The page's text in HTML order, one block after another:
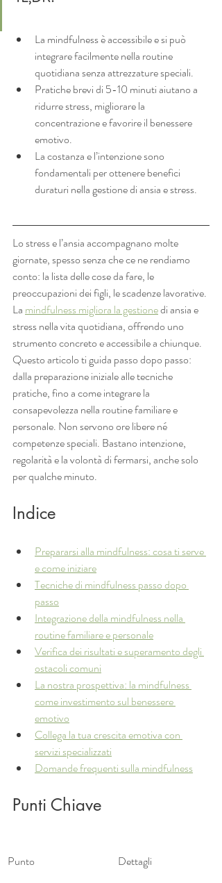
La mindfulness è accessibile e si può
integrare facilmente nella routine
quotidiana senza attrezzature speciali.
Pratiche brevi di 5-10 minuti aiutano a
ridurre stress, migliorare la
concentrazione e favorire il benessere
emotivo.
La costanza e l’intenzione sono
fondamentali per ottenere benefici
duraturi nella gestione di ansia e stress.
Lo stress e l’ansia accompagnano molte
giornate, spesso senza che ce ne rendiamo
conto: la lista delle cose da fare, le
preoccupazioni dei figli, le scadenze lavorative.
La mindfulness migliora la gestione di ansia e
stress nella vita quotidiana, offrendo uno
strumento concreto e accessibile a chiunque.
Questo articolo ti guida passo dopo passo:
dalla preparazione iniziale alle tecniche
pratiche, fino a come integrare la
consapevolezza nella routine familiare e
personale. Non servono ore libere né
competenze speciali. Bastano intenzione,
regolarità e la volontà di fermarsi, anche solo
per qualche minuto.
Indice
Prepararsi alla mindfulness: cosa ti serve
e come iniziare
Tecniche di mindfulness passo dopo
passo
Integrazione della mindfulness nella
routine familiare e personale
Verifica dei risultati e superamento degli
ostacoli comuni
La nostra prospettiva: la mindfulness
come investimento sul benessere
emotivo
Collega la tua crescita emotiva con
servizi specializzati
Domande frequenti sulla mindfulness
Punti Chiave
Punto
Dettagli